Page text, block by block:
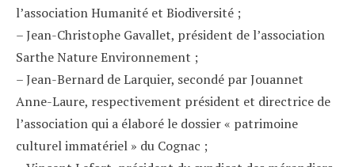
l’association Humanité et Biodiversité ;
– Jean-Christophe Gavallet, président de l’association
Sarthe Nature Environnement ;
– Jean-Bernard de Larquier, secondé par Jouannet
Anne-Laure, respectivement président et directrice de
l’association qui a élaboré le dossier « patrimoine
culturel immatériel » du Cognac ;